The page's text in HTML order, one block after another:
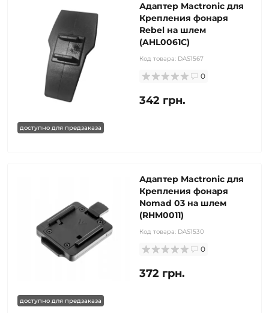
доступно для предзаказа
Адаптер Mactronic для
Крепления фонаря
Rebel на шлем
(AHL0061C)
Код товара: DAS1567
0
342 грн.
доступно для предзаказа
Адаптер Mactronic для
Крепления фонаря
Nomad 03 на шлем
(RHM0011)
Код товара: DAS1530
0
372 грн.